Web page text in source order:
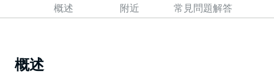
概述 附近 常見問題解答
概述